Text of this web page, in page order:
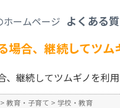
よくある
場合、継続してツ
、継続してツムギノを利
> 教育・子育て > 学校・教育